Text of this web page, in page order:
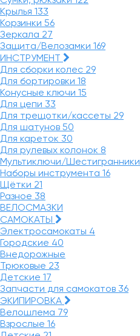
Крылья 133
Корзинки 56
Зеркала 27
Защита/Велозамки 169
ИНСТРУМЕНТ
Для сборки колес 29
Для бортировки 18
Конусные ключи 15
Для цепи 33
Для трещотки/кассеты 29
Для шатунов 50
Для кареток 30
Для рулевых колонок 8
Мультиключи/Шестигранники
Наборы инструмента 16
Щётки 21
Разное 38
ВЕЛОСМАЗКИ
САМОКАТЫ
Электросамокаты 4
Городские 40
Внедорожные
Трюковые 23
Детские 17
Запчасти для самокатов 36
ЭКИПИРОВКА
Велошлема 79
Взрослые 16